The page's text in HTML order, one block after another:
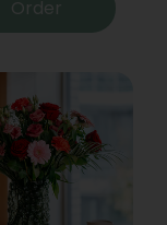
Order